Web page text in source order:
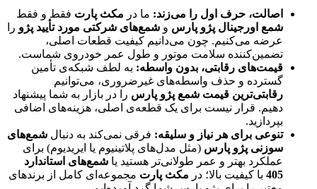
اصالت، حرف اول را می‌زند: ما در مکث پارت فقط و فقط
شمع اورجینال پژو پارس و شمع‌های شرکتی مورد تأیید پژو را
عرضه می‌کنیم. چون می‌دانیم کیفیت قطعات اصلی،
تضمین‌کننده سلامت موتور و طول عمر خودروی شماست.
قیمت‌های رقابتی، بدون واسطه: به لطف شبکه‌ی تأمین
گسترده و حذف واسطه‌های غیرضروری، می‌توانیم
رقابتی‌ترین قیمت شمع پژو پارس را در بازار به شما پیشنهاد
دهیم. قرار نیست برای یک قطعه‌ی اصلی، هزینه‌های اضافی
بپردازید.
تنوعی برای هر نیاز و سلیقه: فرقی نمی‌کند به دنبال شمع‌های
سوزنی پژو پارس (مثل مدل‌های پلاتینیوم یا ایریدیوم) برای
عملکرد بهتر و عمر طولانی‌تر هستید یا شمع‌های استاندارد
405 با کیفیت بالا؛ در مکث پارت مجموعه‌ای کامل از برندهای